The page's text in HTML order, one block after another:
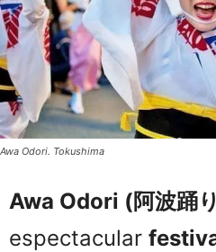
Awa Odori. Tokushima
Awa Odori (阿波踊
espectacular